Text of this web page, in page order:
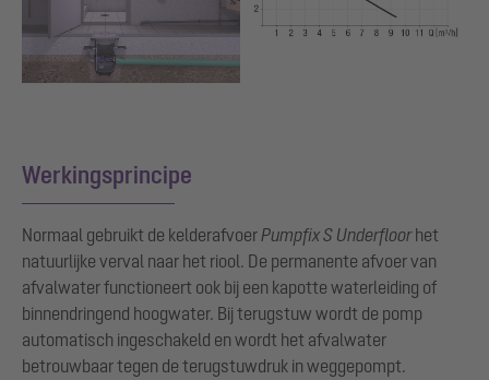
Werkingsprincipe
Normaal gebruikt de kelderafvoerPumpfix S Underfloorhet
natuurlijke verval naar het riool. De permanente afvoer van
afvalwater functioneert ook bij een kapotte waterleiding of
binnendringend hoogwater. Bij terugstuw wordt de pomp
automatisch ingeschakeld en wordt het afvalwater
betrouwbaar tegen de terugstuwdruk in weggepompt.